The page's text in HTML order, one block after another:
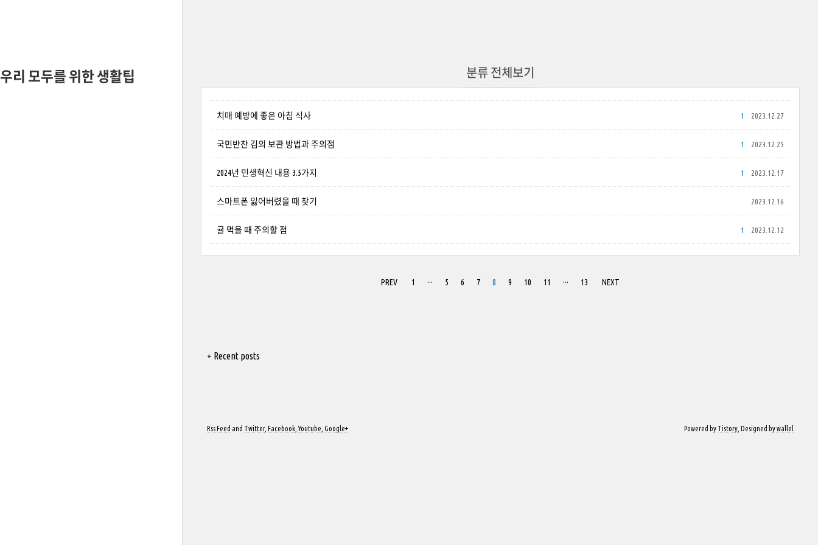
우리 모두를 위한 생활팁 분류 전체보기
치매 예방에 좋은 아침 식사 2023.12.27
1
국민반찬 김의 보관 방법과 주의점 2023.12.25
1
2024년 민생혁신 내용 3.5가지 2023.12.17
1
스마트폰 잃어버렸을 때 찾기 2023.12.16
귤 먹을 때 주의할 점 2023.12.12
1
PREV 1 ··· 5 6 7 8 9 10 11 ··· 13 NEXT
+ Recent posts
Powered by Tistory , Designed bywallel
Rss Feed and Twitter, Facebook,Youtube Google+